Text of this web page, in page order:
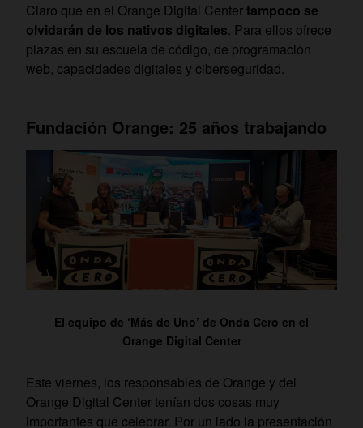
Claro que en el Orange Digital Centertampoco se
olvidarán de los nativos digitales. Para ellos ofrece
plazas en su escuela de código, de programación
web, capacidades digitales y ciberseguridad.
Fundación Orange: 25 años trabajando
El equipo de ‘Más de Uno’ de Onda Cero en el
Orange Digital Center
Este viernes, los responsables de Orange y del
Orange Digital Center tenían dos cosas muy
importantes que celebrar. Por un lado la presentación